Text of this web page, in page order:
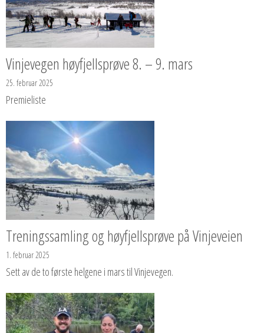
Vinjevegen høyfjellsprøve 8. – 9. mars
25. februar 2025
Premieliste
Treningssamling og høyfjellsprøve på Vinjeveien
1. februar 2025
Sett av de to første helgene i mars til Vinjevegen.